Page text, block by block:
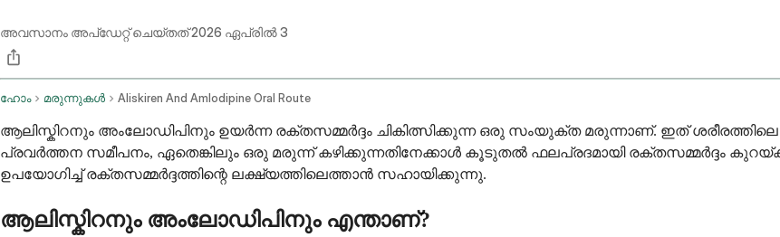
അവസാനം അപ്ഡേറ്റ് ചെയ്തത്2026 ഏപ്രിൽ 3
ഹോം മരുന്നുകൾ Aliskiren And Amlodipine Oral Route
ആലിസ്കിറനും അംലോഡിപിനും ഉയർന്ന രക്തസമ്മർദ്ദം ചികിത്സിക്കുന്ന ഒരു സംയുക്ത മരുന്നാണ്. ഇത്
പ്രവർത്തന സമീപനം, ഏതെങ്കിലും ഒരു മരുന്ന് കഴിക്കുന്നതിനേക്കാൾ കൂടുതൽ ഫലപ്രദമായി രക്തസമ്മർദ്ദം
ഉപയോഗിച്ച് രക്തസമ്മർദ്ദത്തിന്റെ ലക്ഷ്യത്തിലെത്താൻ സഹായിക്കുന്നു.
ആലിസ്കിറനും അംലോഡിപിനും എന്താണ്?